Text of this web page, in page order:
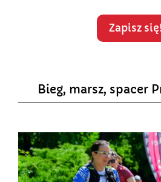
Zapisz
Bieg, marsz, spacer